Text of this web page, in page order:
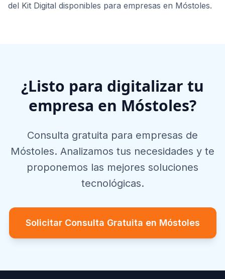
del Kit Digital disponibles para empresas en Móstoles.
¿Listo para digitalizar tu
empresa en Móstoles?
Consulta gratuita para empresas de
Móstoles. Analizamos tus necesidades y te
proponemos las mejores soluciones
tecnológicas.
Solicitar Consulta Gratuita en Móstoles